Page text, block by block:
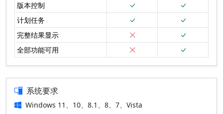
版本控制
计划任务
完整结果显示
全部功能可用
系统要求
Windows 11、10、8.1、8、7、Vista